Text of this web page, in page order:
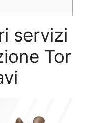
servizi
Tor